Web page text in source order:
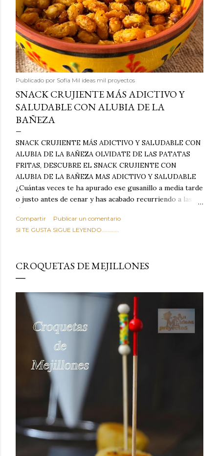
Publicado por Sofía Mil ideas mil proyectos
SNACK CRUJIENTE MÁS ADICTIVO Y
SALUDABLE CON ALUBIA DE LA
BAÑEZA
SNACK CRUJIENTE MÁS ADICTIVO Y SALUDABLE CON
ALUBIA DE LA BAÑEZA OLVIDATE DE LAS PATATAS
FRITAS, DESCUBRE EL SNACK CRUJIENTE CON
ALUBIA DE LA BAÑEZA MAS ADICTIVO Y SALUDABLE
¿Cuántas veces te ha apurado ese gusanillo a media tarde
o justo antes de cenar y has acabado recurriendo a las
típicas patatas de bolsa, frutos secos fritos o snacks
ultraprocesados llenos de grasas saturadas y sodio?
Todos hemos estado ahí. Sin embargo, cuidarse no tiene
satisface. Estas alubias crujientes al horno van a cambiar
por completo tu forma de ver las legumbres. Olvídate de
copiosos de invierno. Con esta receta simple pero
revolucionaria, transformaremos un ingrediente tan
humilde como la alubia de La Bañeza en un snack ligero,
dorado, cargado de proteína y 100% natural. Es el
sustituto perfecto a los frutos se...
Compartir
Publicar un comentario
SI TE GUSTA SIGUE LEYENDO............
CROQUETAS DE MEJILLONES